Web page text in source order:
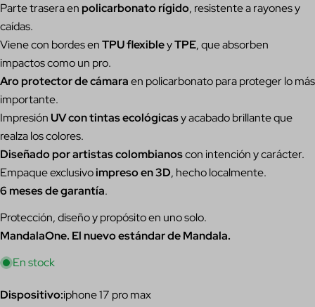
Parte trasera en policarbonato rígido, resistente a rayones y
caídas.
Viene con bordes enTPU flexibleyTPE, que absorben
impactos como un pro.
Aro protector de cámaraen policarbonato para proteger lo más
importante.
Impresión UV con tintas ecológicasy acabado brillante que
realza los colores.
Diseñado por artistas colombianoscon intención y carácter.
Empaque exclusivoimpreso en 3D, hecho localmente.
6 meses de garantía.
Protección, diseño y propósito en uno solo.
MandalaOne. El nuevo estándar de Mandala.
En stock
Dispositivo:iphone 17 pro max
Comparte este producto
Compartir
Compartir
Facebook
Compartir
X
Pin
Pinterest
Hacer una pregunta
Su
nombre
Tu
correo
electrónico
Su
teléfono
Tu
mensaje